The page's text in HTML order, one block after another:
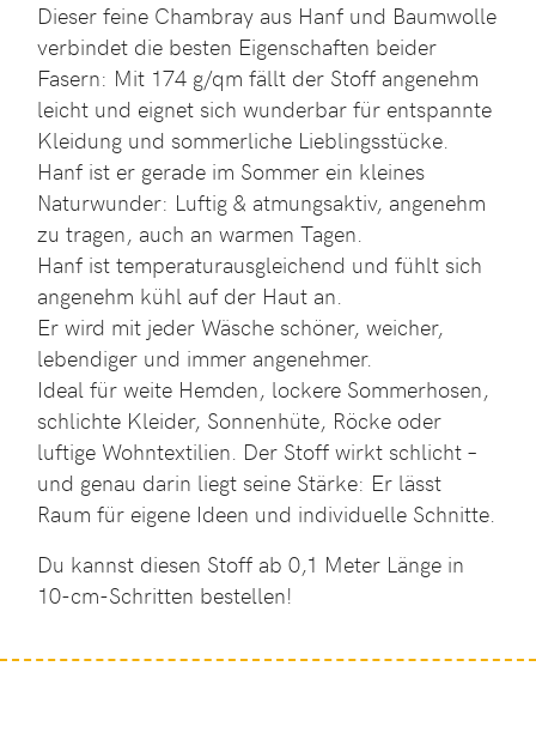
Dieser feine Chambray aus Hanf und Baumwolle
verbindet die besten Eigenschaften beider
Fasern: Mit 174 g/qm fällt der Stoff angenehm
leicht und eignet sich wunderbar für entspannte
Kleidung und sommerliche Lieblingsstücke.
Hanf ist er gerade im Sommer ein kleines
Naturwunder: Luftig & atmungsaktiv, angenehm
zu tragen, auch an warmen Tagen.
Hanf ist temperaturausgleichend und fühlt sich
angenehm kühl auf der Haut an.
Er wird mit jeder Wäsche schöner, weicher,
lebendiger und immer angenehmer.
Ideal für weite Hemden, lockere Sommerhosen,
schlichte Kleider, Sonnenhüte, Röcke oder
luftige Wohntextilien. Der Stoff wirkt schlicht –
und genau darin liegt seine Stärke: Er lässt
Raum für eigene Ideen und individuelle Schnitte.
Du kannst diesen Stoff ab 0,1 Meter Länge in
10-cm-Schritten bestellen!